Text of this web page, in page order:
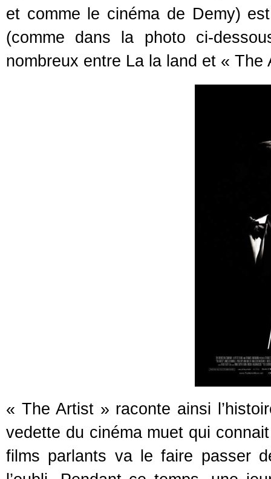
et comme le cinéma de Demy)
(comme dans la photo ci-
nombreux entre La la land et « The
« The Artist » raconte ainsi
vedette du cinéma muet qui
films parlants va le faire passer